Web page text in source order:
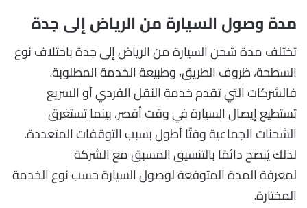
مدة وصول السيارة من الرياض إلى جدة
تختلف مدة شحن السيارة من الرياض إلى جدة باختلاف نوع
السطحة، ظروف الطريق، وطبيعة الخدمة المطلوبة.
فالشركات التي تقدم خدمة النقل الفردي أو السريع
تستطيع إيصال السيارة في وقت أقصر، بينما تستغرق
الشحنات الجماعية وقتًا أطول بسبب التوقفات المتعددة.
لذلك يُنصح دائمًا بالتنسيق المسبق مع الشركة
لمعرفة المدة المتوقعة لوصول السيارة حسب نوع الخدمة
المختارة.